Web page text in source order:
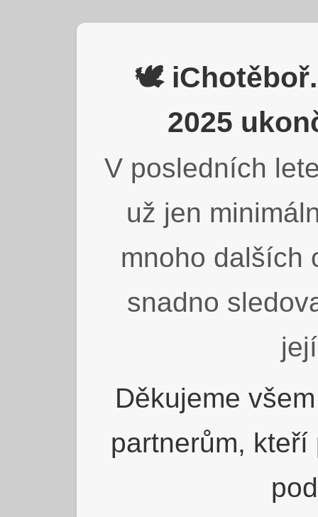
🕊️
2025
V posledních
už jen
mnoho dalších
snadno
Děkujeme
partnerům,